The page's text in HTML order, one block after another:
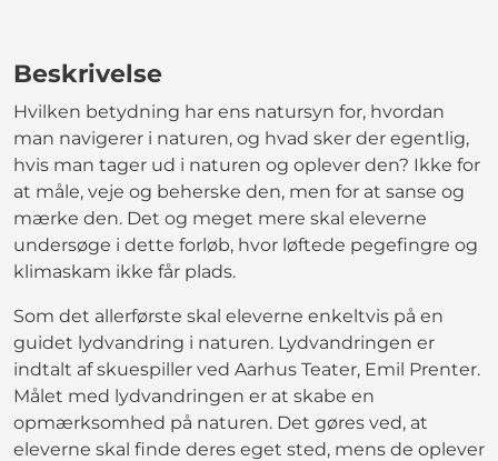
Beskrivelse
Hvilken betydning har ens natursyn for, hvordan
man navigerer i naturen, og hvad sker der egentlig,
hvis man tager ud i naturen og oplever den? Ikke for
at måle, veje og beherske den, men for at sanse og
mærke den. Det og meget mere skal eleverne
undersøge i dette forløb, hvor løftede pegefingre og
klimaskam ikke får plads.
Som det allerførste skal eleverne enkeltvis på en
guidet lydvandring i naturen. Lydvandringen er
indtalt af skuespiller ved Aarhus Teater, Emil Prenter.
Målet med lydvandringen er at skabe en
opmærksomhed på naturen. Det gøres ved, at
eleverne skal finde deres eget sted, mens de oplever